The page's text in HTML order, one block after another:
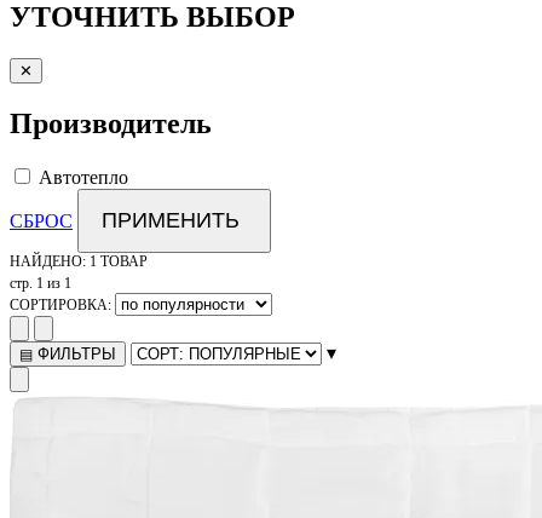
УТОЧНИТЬ ВЫБОР
✕
Производитель
Автотепло
СБРОС ПРИМЕНИТЬ
НАЙДЕНО: 1 ТОВАР
стр. 1 из 1
СОРТИРОВКА:
▤ ФИЛЬТРЫ ▾